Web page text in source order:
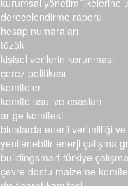
kurumsal yönetim i̇lkelerine
erecelendirme raporu
hesap numaraları
tüzük
kişisel verilerin korunması
çerez politikası
komiteler
komite usul ve esasları
ar-ge komitesi
binalarda enerji verimliliği ve
yenilenebilir enerji çalışma
buildingsmart türkiye
çevre dostu malzeme